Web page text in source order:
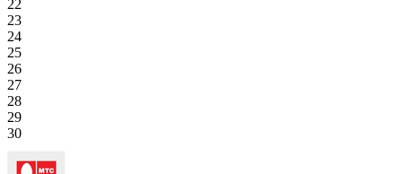
22
23
24
25
26
27
28
29
30